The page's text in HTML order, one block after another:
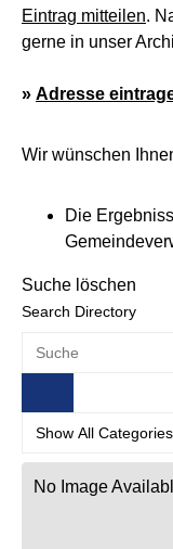
Eintrag mitteilen.
gerne in unser
» Adresse
Wir wünschen
Die
Suche löschen
Search Directory
No Image